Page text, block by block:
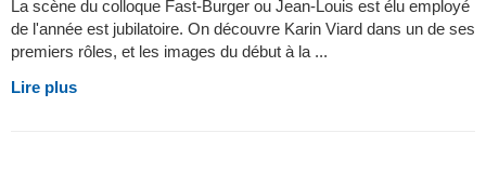
La scène du colloque Fast-Burger ou Jean-Louis est élu employé
de l'année est jubilatoire. On découvre Karin Viard dans un de ses
premiers rôles, et les images du début à la ...
Lire plus